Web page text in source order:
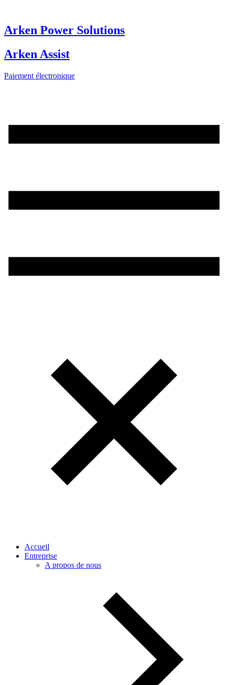
contenu
Arken Power Solutions
Arken Assist
Paiement électronique
Accueil
Entreprise
A propos de nous